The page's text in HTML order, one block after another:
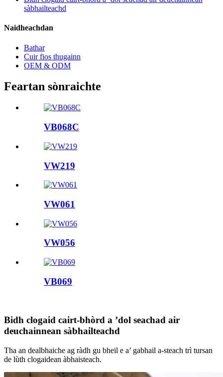
sàbhailteachd
Naidheachdan
Bathar
Cuir fios thugainn
OEM & ODM
Feartan sònraichte
VB068C
VW219
VW061
VW056
VB069
Bidh clogaid cairt-bhòrd a ’dol seachad air
deuchainnean sàbhailteachd
Tha an dealbhaiche ag ràdh gu bheil e a’ gabhail a-steach trì tursan
de lùth clogaidean àbhaisteach.